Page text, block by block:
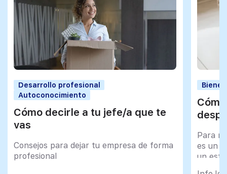
Desarrollo profesional
Autoconocimiento
Cómo decirle a tu jefe/a que te
vas
Consejos para dejar tu empresa de forma
profesional
Para
es un
un